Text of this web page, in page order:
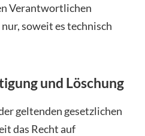
Verantwortlichen
soweit es technisch
und Löschung
geltenden gesetzlichen
das Recht auf